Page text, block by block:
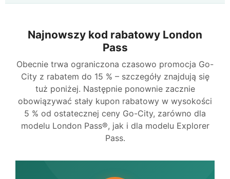
Najnowszy kod rabatowy London
Pass
Obecnie trwa ograniczona czasowo promocja Go-
City z rabatem do 15 % – szczegóły znajdują się
tuż poniżej. Następnie ponownie zacznie
obowiązywać stały kupon rabatowy w wysokości
5 % od ostatecznej ceny Go-City, zarówno dla
modelu London Pass®, jak i dla modelu Explorer
Pass.